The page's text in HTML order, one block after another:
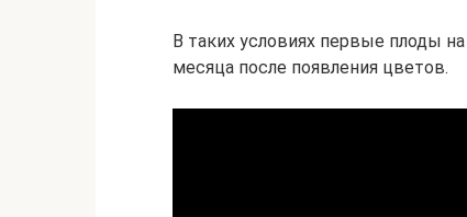
В таких условиях первые плоды
месяца после появления цветов.